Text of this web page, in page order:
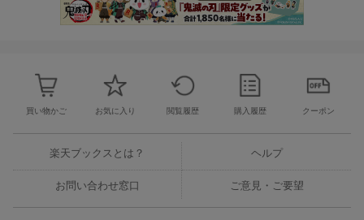
買い物かご お気に入り 閲覧履歴 購入履歴 クーポン
楽天ブックスとは？ ヘルプ
お問い合わせ窓口 ご意見・ご要望